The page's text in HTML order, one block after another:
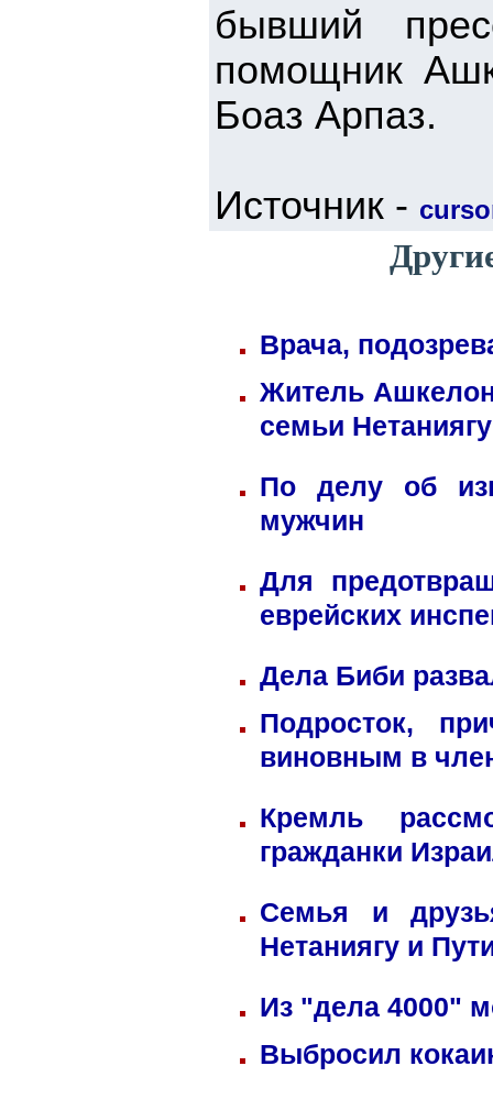
бывший
помощник
Боаз Арпаз.
Источник -
Врача,
Житель
семьи Нетаниягу
По делу об
мужчин
Для
еврейских
Дела Биби
Подросток,
виновным в
Кремль
гражданки
Семья и
Нетаниягу и
Из "дела 4000"
Выбросил